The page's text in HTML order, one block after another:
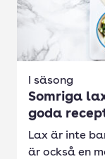
I säsong
Somriga
goda
Lax är inte
är också en